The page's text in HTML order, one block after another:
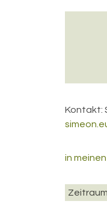
Kontakt:
in
Zeitraum